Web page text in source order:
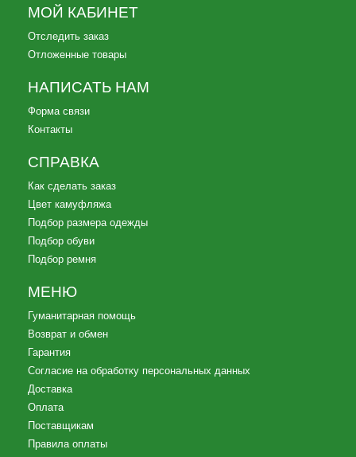
МОЙ КАБИНЕТ
Отследить заказ
Отложенные товары
НАПИСАТЬ НАМ
Форма связи
Контакты
СПРАВКА
Как сделать заказ
Цвет камуфляжа
Подбор размера одежды
Подбор обуви
Подбор ремня
МЕНЮ
Гуманитарная помощь
Возврат и обмен
Гарантия
Согласие на обработку персональных данных
Доставка
Оплата
Поставщикам
Правила оплаты